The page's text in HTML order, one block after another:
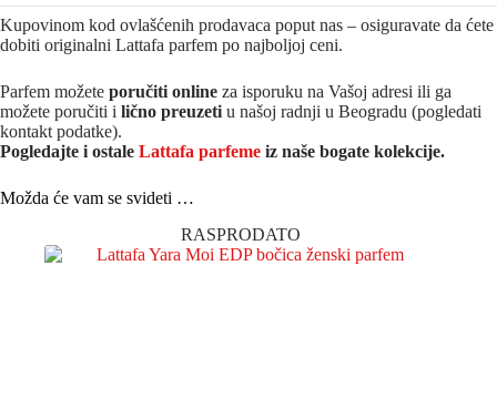
Kupovinom kod ovlašćenih prodavaca poput nas – osiguravate da ćete
dobiti originalni Lattafa parfem po najboljoj ceni.
Parfem možete poručiti online za isporuku na Vašoj adresi ili ga
možete poručiti i lično preuzeti u našoj radnji u Beogradu (pogledati
kontakt podatke).
Pogledajte i ostale Lattafa parfeme iz naše bogate kolekcije.
Možda će vam se svideti …
RASPRODATO